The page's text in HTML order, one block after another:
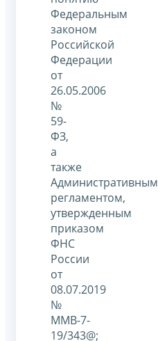
Федеральным
законом
Российской
Федерации
от
26.05.2006
№
59-
ФЗ,
а
также
Административным
регламентом,
утвержденным
приказом
ФНС
России
от
08.07.2019
№
ММВ-7-
19/343@;